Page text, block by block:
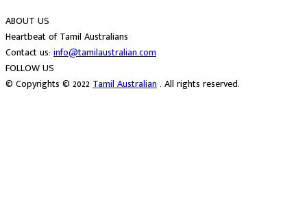
ABOUT US
Heartbeat of Tamil Australians
Contact us: info@tamilaustralian.com
FOLLOW US
© Copyrights © 2022Tamil Australian. All rights reserved.